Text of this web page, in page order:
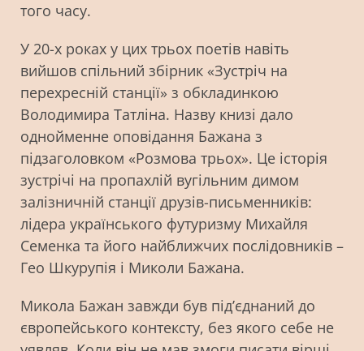
того часу.
У 20-х роках у цих трьох поетів навіть
вийшов спільний збірник «Зустріч на
перехресній станції» з обкладинкою
Володимира Татліна. Назву книзі дало
однойменне оповідання Бажана з
підзаголовком «Розмова трьох». Це історія
зустрічі на пропахлій вугільним димом
залізничній станції друзів-письменників:
лідера українського футуризму Михайля
Семенка та його найближчих послідовників –
Гео Шкурупія і Миколи Бажана.
Микола Бажан завжди був під’єднаний до
європейського контексту, без якого себе не